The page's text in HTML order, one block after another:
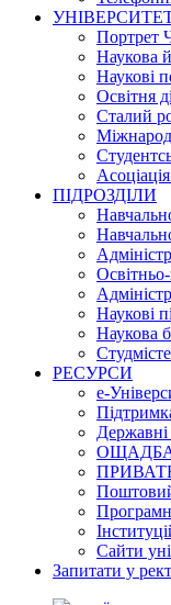
Портрет
Наукова й
Наукові
Освітня
Сталий
ПІДРОЗДІЛИ
Наукові
Наукова
РЕСУРСИ
е-
Державні
Сайти
Запитати у